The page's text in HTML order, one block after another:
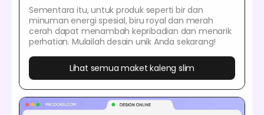
Sementara itu, untuk produk seperti bir dan
minuman energi spesial, biru royal dan merah
cerah dapat menambah kepribadian dan menarik
perhatian. Mulailah desain unik Anda sekarang!
Lihat semua maket kaleng slim